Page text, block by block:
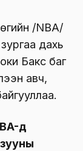
/NBA/
дахь
Бакс баг
авч,
д